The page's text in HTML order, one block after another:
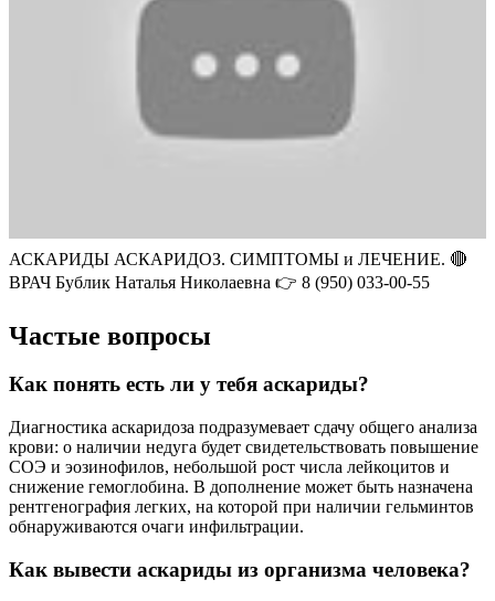
АСКАРИДЫ АСКАРИДОЗ. СИМПТОМЫ и ЛЕЧЕНИЕ. 🔴
ВРАЧ Бублик Наталья Николаевна 👉 8 (950) 033-00-55
Частые вопросы
Как понять есть ли у тебя аскариды?
Диагностика аскаридоза подразумевает сдачу общего анализа
крови: о наличии недуга будет свидетельствовать повышение
СОЭ и эозинофилов, небольшой рост числа лейкоцитов и
снижение гемоглобина. В дополнение может быть назначена
рентгенография легких, на которой при наличии гельминтов
обнаруживаются очаги инфильтрации.
Как вывести аскариды из организма человека?